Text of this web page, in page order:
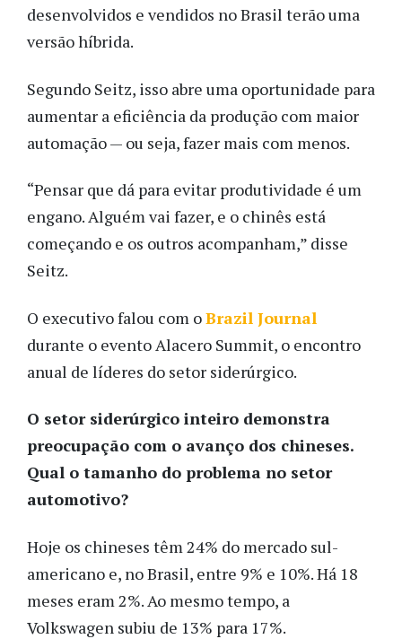
desenvolvidos e vendidos no Brasil terão uma
versão híbrida.
Segundo Seitz, isso abre uma oportunidade para
aumentar a eficiência da produção com maior
automação — ou seja, fazer mais com menos.
“Pensar que dá para evitar produtividade é um
engano. Alguém vai fazer, e o chinês está
começando e os outros acompanham,” disse
Seitz.
O executivo falou com oBrazil Journal
durante o evento Alacero Summit, o encontro
anual de líderes do setor siderúrgico.
O setor siderúrgico inteiro demonstra
preocupação com o avanço dos chineses.
Qual o tamanho do problema no setor
automotivo?
Hoje os chineses têm 24% do mercado sul-
americano e, no Brasil, entre 9% e 10%. Há 18
meses eram 2%. Ao mesmo tempo, a
Volkswagen subiu de 13% para 17%.